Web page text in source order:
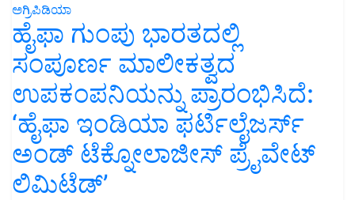
ಅಗ್ರಿಪಿಡಿಯಾ
ಹೈಫಾ ಗುಂಪು ಭಾರತದಲ್ಲಿ
ಸಂಪೂರ್ಣ ಮಾಲೀಕತ್ವದ
ಉಪಕಂಪನಿಯನ್ನು ಪ್ರಾರಂಭಿಸಿದೆ:
‘ಹೈಫಾ ಇಂಡಿಯಾ ಫರ್ಟಿಲೈಜರ್ಸ್
ಅಂಡ್ ಟೆಕ್ನೋಲಾಜೀಸ್ ಪ್ರೈವೇಟ್
ಲಿಮಿಟೆಡ್’